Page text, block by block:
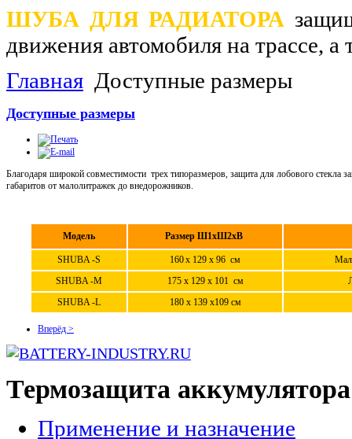
ШУБА ДЛЯ РАДИАТОРА
движения автомобиля на трассе, а
Главная Доступные размеры
Доступные размеры
Благодаря широкой совместимости трех типоразмеров, защита для лобового стекла
габаритов от малолитражек до внедорожников.
Модель Размер Ш1хШ2хВ
SHUBA -S 160х 129 х 96 cм
SHUBA -M
175 х 129 х 101 cм
SHUBA -L
180 x 139 х109 cм
Вперёд >
Термозащита аккумулятора
Применение и назначение